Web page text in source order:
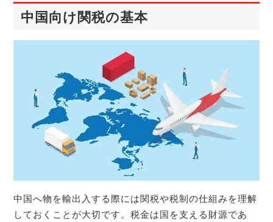
中国向け関税の基本
中国へ物を輸出入する際には関税や税制の仕組みを理解
しておくことが大切です。税金は国を支える財源であ